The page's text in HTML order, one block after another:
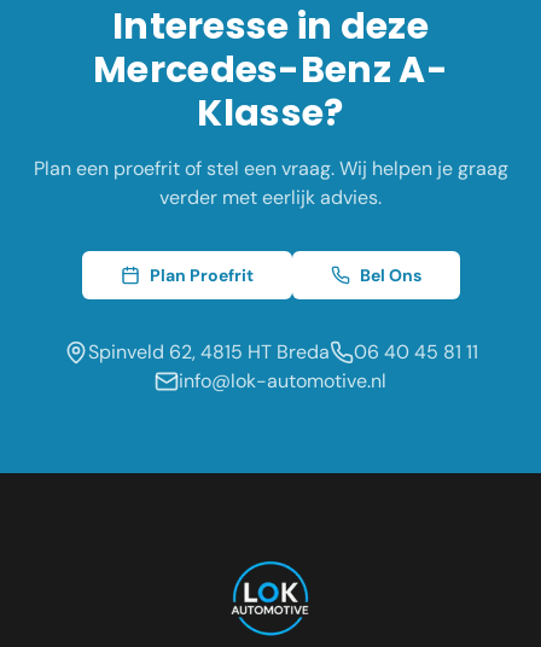
Interesse in deze
Mercedes-BenzA-
Klasse?
Plan een proefrit of stel een vraag. Wij helpen je graag
verder met eerlijk advies.
Plan Proefrit Bel Ons
Spinveld 62, 4815 HT Breda
06 40 45 81 11
info@lok-automotive.nl